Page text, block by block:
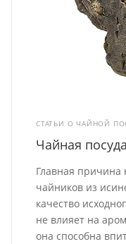
СТАТЬИ О ЧАЙНОЙ
Чайная
Главная причина
чайников из
качество
не влияет на
она способна